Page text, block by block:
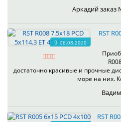
Аркадий заказ
08.08.2020
RST
достаточно красивые и прочные
море на них.
Вадим
RST